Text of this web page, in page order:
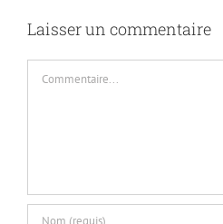
Laisser un commentaire